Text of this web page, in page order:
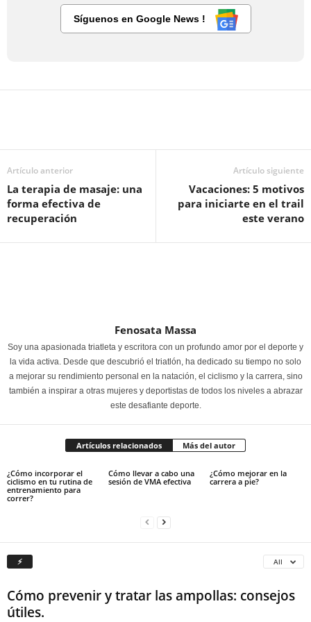
Síguenos en Google News !
Artículo anterior
La terapia de masaje: una
forma efectiva de
recuperación
Artículo siguiente
Vacaciones: 5 motivos
para iniciarte en el trail
este verano
Fenosata Massa
Soy una apasionada triatleta y escritora con un profundo amor por el deporte y
la vida activa. Desde que descubrió el triatlón, ha dedicado su tiempo no solo
a mejorar su rendimiento personal en la natación, el ciclismo y la carrera, sino
también a inspirar a otras mujeres y deportistas de todos los niveles a abrazar
este desafiante deporte.
Artículos relacionados Más del autor
¿Cómo incorporar el
ciclismo en tu rutina de
entrenamiento para
correr?
Cómo llevar a cabo una
sesión de VMA efectiva
¿Cómo mejorar en la
carrera a pie?
⚡ All
Cómo prevenir y tratar las ampollas: consejos
útiles.